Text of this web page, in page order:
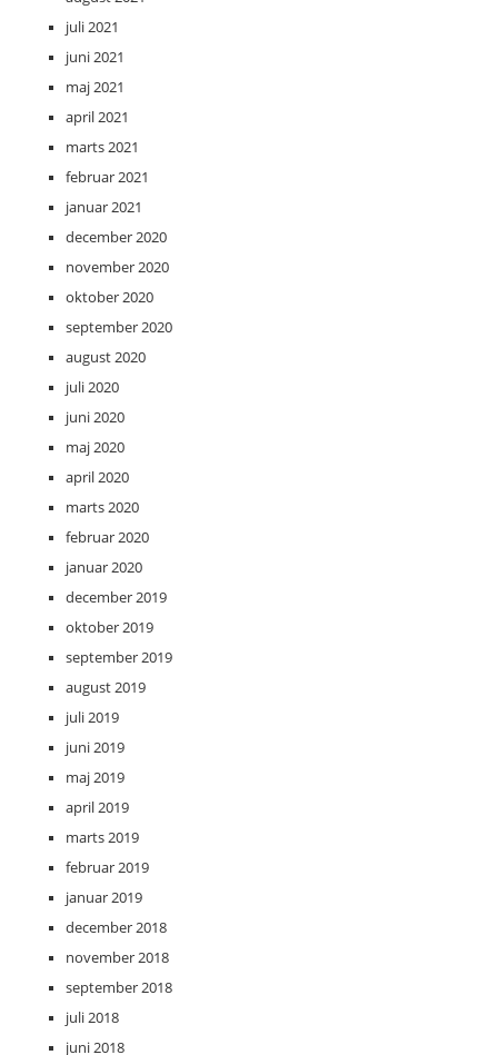
juli 2021
juni 2021
maj 2021
april 2021
marts 2021
februar 2021
januar 2021
december 2020
november 2020
oktober 2020
september 2020
august 2020
juli 2020
juni 2020
maj 2020
april 2020
marts 2020
februar 2020
januar 2020
december 2019
oktober 2019
september 2019
august 2019
juli 2019
juni 2019
maj 2019
april 2019
marts 2019
februar 2019
januar 2019
december 2018
november 2018
september 2018
juli 2018
juni 2018